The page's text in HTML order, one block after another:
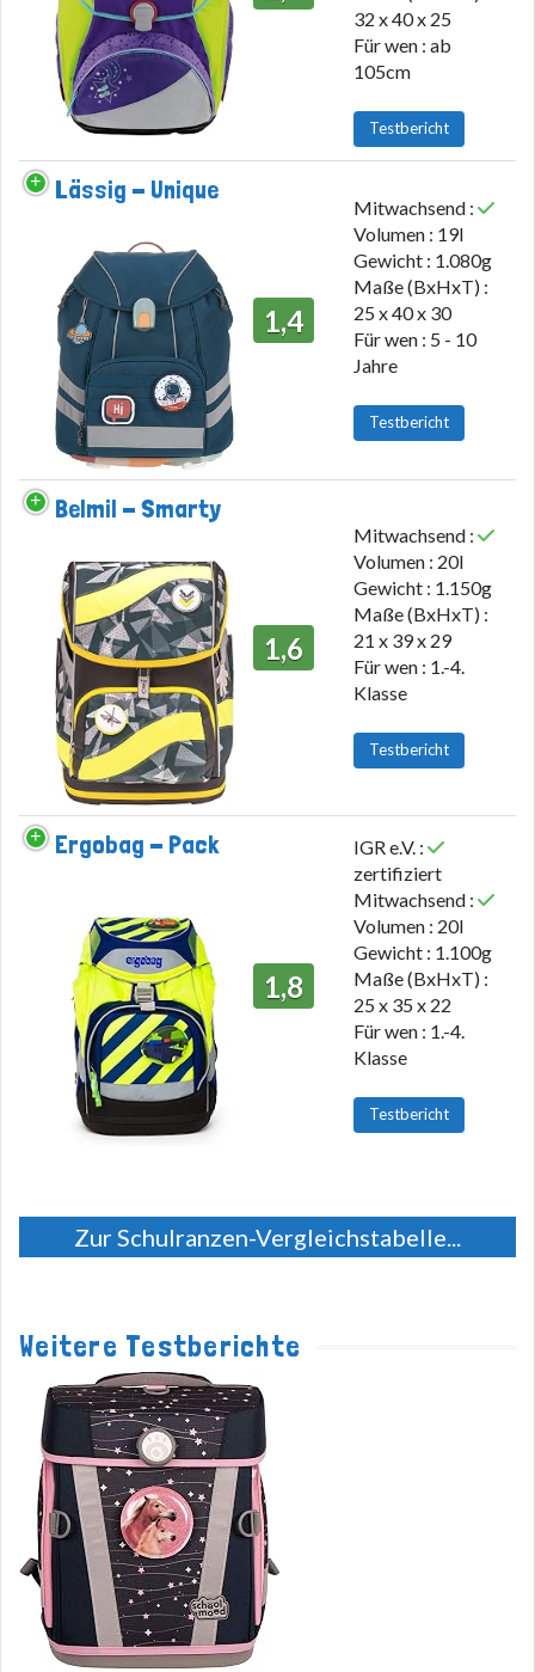
32 x 40 x 25
Für wen : ab
105cm
Testbericht
Lässig - Unique
1,4
Mitwachsend :
Volumen : 19l
Gewicht : 1.080g
Maße (BxHxT) :
25 x 40 x 30
Für wen : 5 - 10
Jahre
Testbericht
Belmil - Smarty
1,6
Mitwachsend :
Volumen : 20l
Gewicht : 1.150g
Maße (BxHxT) :
21 x 39 x 29
Für wen : 1.-4.
Klasse
Testbericht
Ergobag - Pack
1,8
IGR e.V. :
zertifiziert
Mitwachsend :
Volumen : 20l
Gewicht : 1.100g
Maße (BxHxT) :
25 x 35 x 22
Für wen : 1.-4.
Klasse
Testbericht
Zur Schulranzen-Vergleichstabelle...
Weitere Testberichte